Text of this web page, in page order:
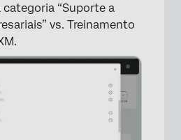
“Suporte a
vs. Treinamento